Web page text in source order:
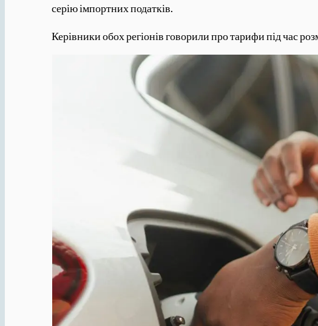
серію імпортних податків.
Керівники обох регіонів говорили про тарифи під час